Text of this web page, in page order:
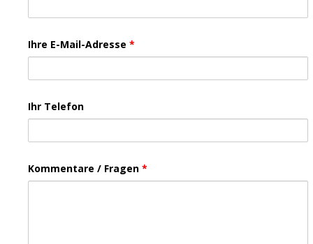
Ihre E-Mail-Adresse *
Ihr Telefon
Kommentare / Fragen *